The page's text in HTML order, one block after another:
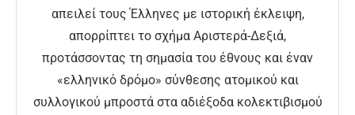
απειλεί τους Έλληνες με ιστορική έκλειψη,
απορρίπτει το σχήμα Αριστερά-Δεξιά,
προτάσσοντας τη σημασία του έθνους και έναν
«ελληνικό δρόμο» σύνθεσης ατομικού και
συλλογικού μπροστά στα αδιέξοδα κολεκτιβισμού